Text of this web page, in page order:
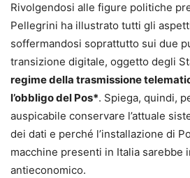
Rivolgendosi alle figure politiche
Pellegrini ha illustrato tutti gli
soffermandosi soprattutto sui due
transizione digitale, oggetto degli
regime della trasmissione
l’obbligo del Pos*. Spiega, quindi,
auspicabile conservare l’attuale
dei dati e perché l’installazione di
macchine presenti in Italia sarebbe
antieconomico.